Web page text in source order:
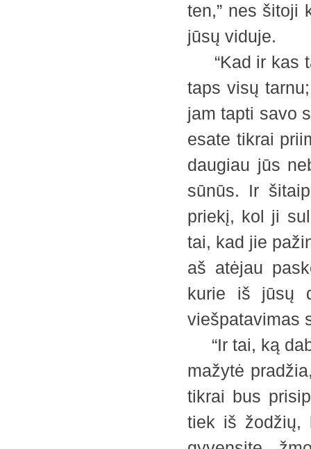
ten,” nes šitoji
jūsų viduje.
“Kad ir kas
taps visų
jam tapti savo
esate tikrai
daugiau jūs
sūnūs. Ir
priekį, kol ji
tai, kad jie
aš atėjau
kurie iš jūsų
viešpatavimas
“Ir tai, ką
mažytė
tikrai bus
tiek iš žodžių,